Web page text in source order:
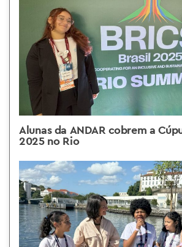
Alunas da ANDAR cobrem a
2025 no Rio